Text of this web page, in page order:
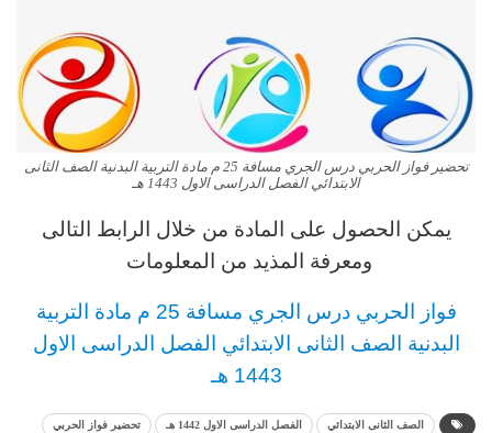
تحضير فواز الحربي درس الجري مسافة 25 م مادة التربية البدنية الصف الثانى
الابتدائي الفصل الدراسى الاول 1443 هـ
يمكن الحصول على المادة من خلال الرابط التالى
ومعرفة المذيد من المعلومات
فواز الحربي درس
الجري مسافة 25 م مادة التربية
البدنية الصف الثانى الابتدائي الفصل الدراسى الاول
1443 هـ
الصف الثانى الابتدائي الفصل الدراسى الاول 1442 هـ تحضير فواز الحربي